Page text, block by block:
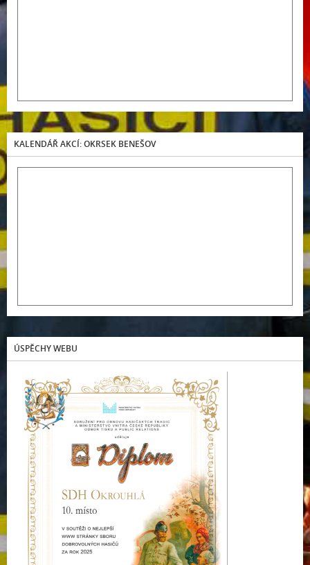
KALENDÁŘ AKCÍ: OKRSEK BENEŠOV
ÚSPĚCHY WEBU